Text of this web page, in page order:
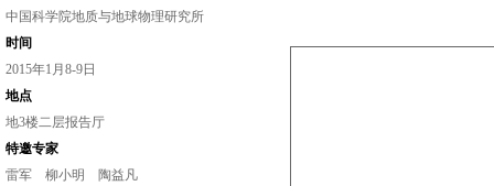
中国科学院地质与地球物理研究所
时间
2015年1月8-9日
地点
地3楼二层报告厅
特邀专家
雷军
柳小明
陶益凡